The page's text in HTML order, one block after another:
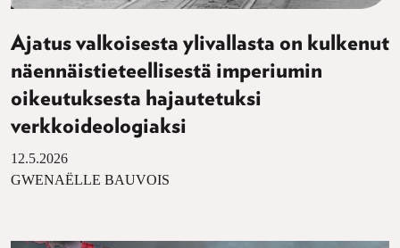
Ajatus valkoisesta ylivallasta on kulkenut
näennäistieteellisestä imperiumin
oikeutuksesta hajautetuksi
verkkoideologiaksi
12.5.2026
GWENAËLLE BAUVOIS